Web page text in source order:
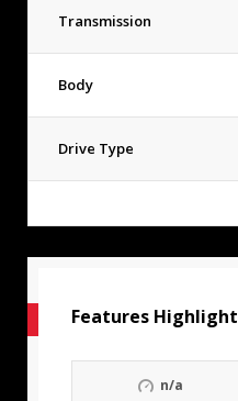
Transmission
Body
Drive Type
Features Highlight
n/a